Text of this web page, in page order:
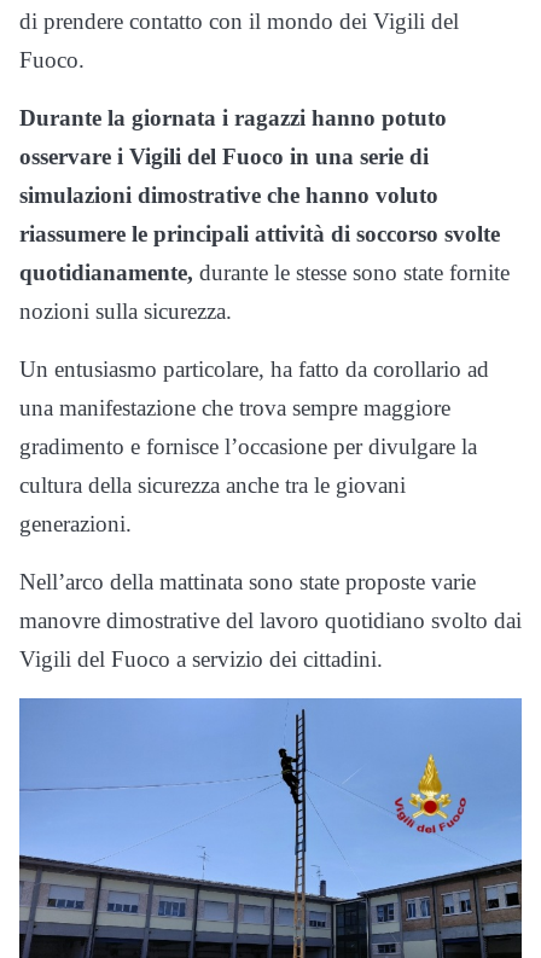
di prendere contatto con il mondo dei Vigili del
Fuoco.
Durante la giornata i ragazzi hanno potuto
osservare i Vigili del Fuoco in una serie di
simulazioni dimostrative che hanno voluto
riassumere le principali attività di soccorso svolte
quotidianamente, durante le stesse sono state fornite
nozioni sulla sicurezza.
Un entusiasmo particolare, ha fatto da corollario ad
una manifestazione che trova sempre maggiore
gradimento e fornisce l’occasione per divulgare la
cultura della sicurezza anche tra le giovani
generazioni.
Nell’arco della mattinata sono state proposte varie
manovre dimostrative del lavoro quotidiano svolto dai
Vigili del Fuoco a servizio dei cittadini.